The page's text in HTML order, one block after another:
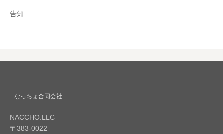
告知
なっちょ合同会社
NACCHO.LLC
〒383-0022